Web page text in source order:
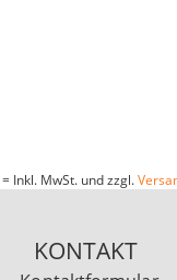
Inkl. MwSt. und zzgl.
KONTAKT